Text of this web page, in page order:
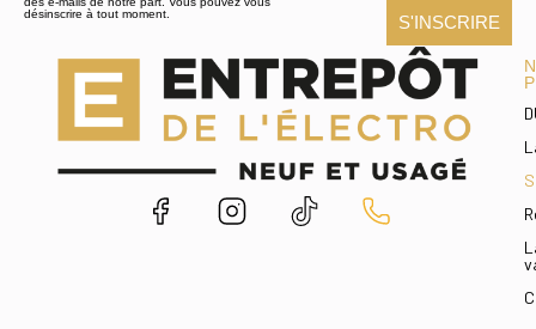
S'INSCRIRE
désinscrire à tout moment.